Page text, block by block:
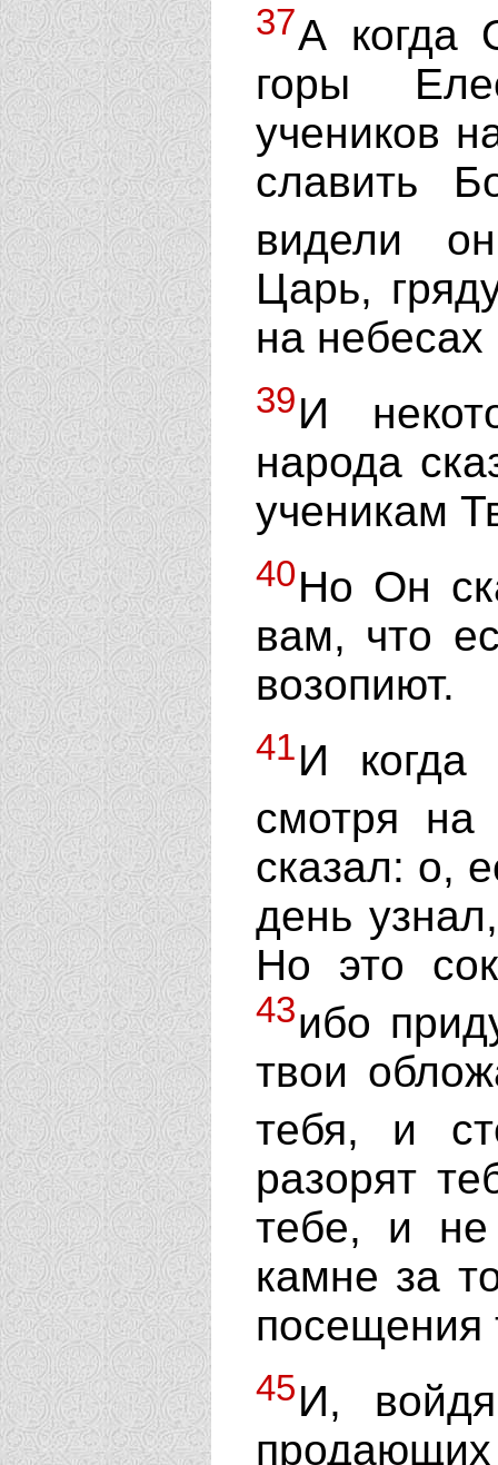
37А когда
горы
учеников
славить
видели
Царь,
на
39И
народа
ученикам
40Но Он
вам, что
возопиют.
41И когда
смотря
сказал: о,
день
Но это
43ибо
твои
тебя, и
разорят
тебе, и
камне за
посещения
45И,